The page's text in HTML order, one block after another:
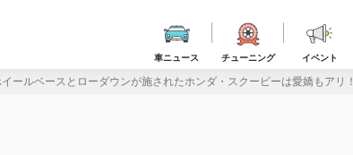
車ニュース チューニング イベント
ールベースとローダウンが施されたホンダ・スクーピーは愛嬌もアリ！